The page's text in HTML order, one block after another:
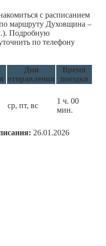
с расписанием
маршруту Духовщина –
Подробную
по телефону
Дни
отправления
Время
поездки
ср, пт, вс
1 ч. 00
мин.
26.01.2026